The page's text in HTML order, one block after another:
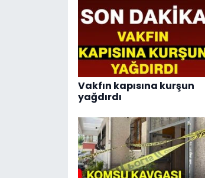
Vakfın kapısına kurşun
yağdırdı